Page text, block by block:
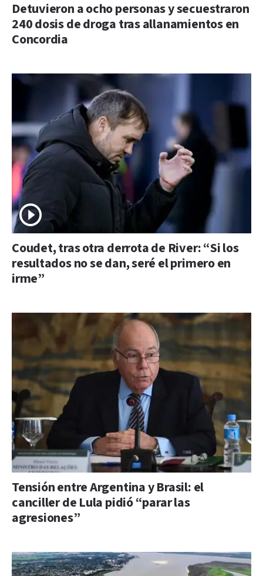
Detuvieron a ocho personas y secuestraron
240 dosis de droga tras allanamientos en
Concordia
Coudet, tras otra derrota de River: “Si los
resultados no se dan, seré el primero en
irme”
Tensión entre Argentina y Brasil: el
canciller de Lula pidió “parar las
agresiones”